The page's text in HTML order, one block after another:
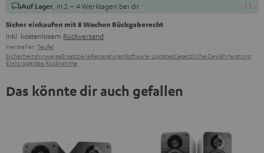
Auf Lager , in 2 – 4 Werktagen bei dir
Sicher einkaufen mit 8 Wochen Rückgaberecht
inkl. kostenlosem Rückversand
Hersteller: Teufel
SicherheitshinweiseErsatzteileReparaturenSoftware-UpdatesGesetzliche Gewährleistung
Elektrogeräte Rücknahme
Das könnte dir auch gefallen